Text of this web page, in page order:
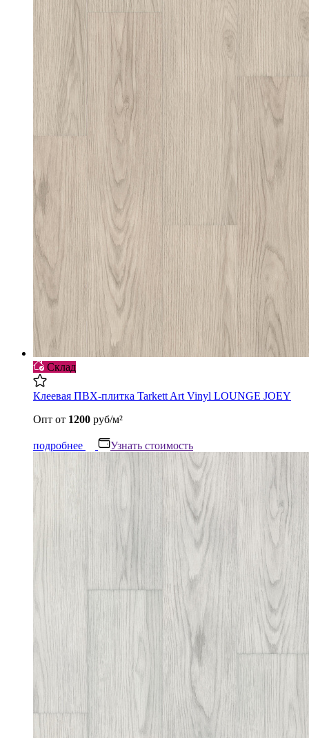
Склад
Клеевая ПВХ-плитка Tarkett Art Vinyl LOUNGE JOEY
Опт от 1200 руб/м²
подробнее Узнать стоимость